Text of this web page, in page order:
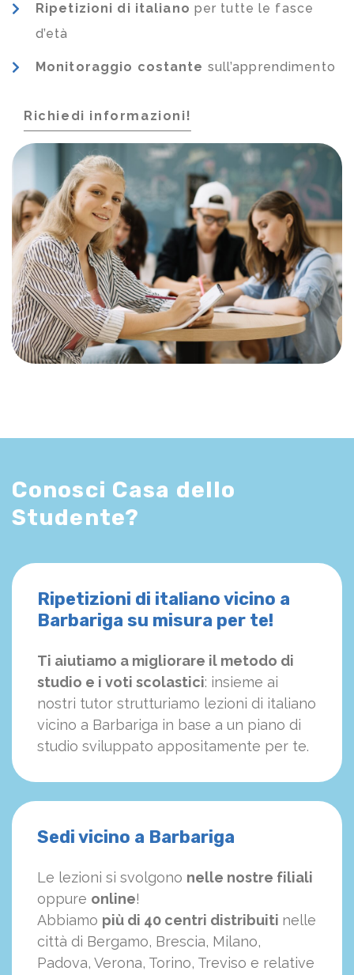
Ripetizioni di italiano per tutte le fasce
d’età
Monitoraggio costante sull’apprendimento
Richiedi informazioni!
Conosci Casa dello
Studente?
Ripetizioni di italiano vicino a
Barbariga su misura per te!
Ti aiutiamo a migliorare il metodo di
studio e i voti scolastici: insieme ai
nostri tutor strutturiamo lezioni di italiano
vicino a Barbariga in base a un piano di
studio sviluppato appositamente per te.
Sedi vicino a Barbariga
Le lezioni si svolgono nelle nostre filiali
oppure online!
Abbiamo più di 40 centri distribuiti nelle
città di Bergamo, Brescia, Milano,
Padova, Verona, Torino, Treviso e relative